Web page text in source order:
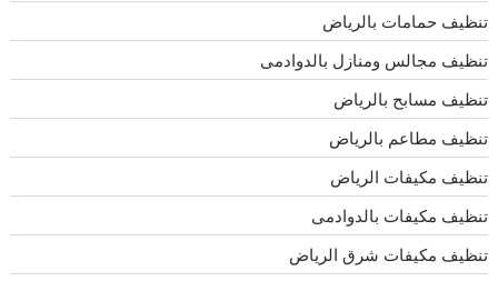
تنظيف حمامات بالرياض
تنظيف مجالس ومنازل بالدوادمى
تنظيف مسابح بالرياض
تنظيف مطاعم بالرياض
تنظيف مكيفات الرياض
تنظيف مكيفات بالدوادمى
تنظيف مكيفات شرق الرياض